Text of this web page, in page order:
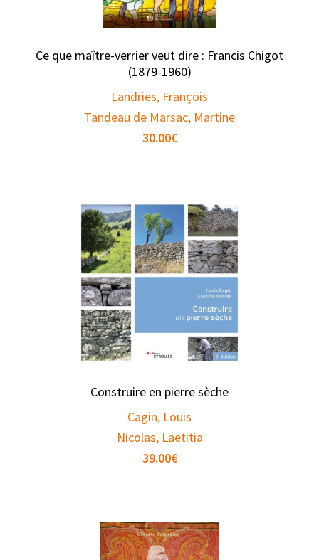
Ce que maître-verrier veut dire : Francis Chigot
(1879-1960)
Landries, François
Tandeau de Marsac, Martine
30.00€
Construire en pierre sèche
Cagin, Louis
Nicolas, Laetitia
39.00€